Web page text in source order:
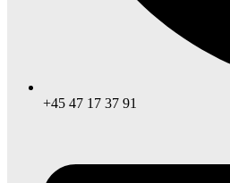
+45 47 17 37 91